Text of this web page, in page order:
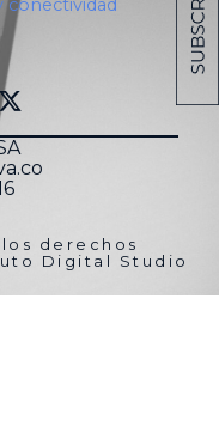
conectividad
derechos
Digital Studio